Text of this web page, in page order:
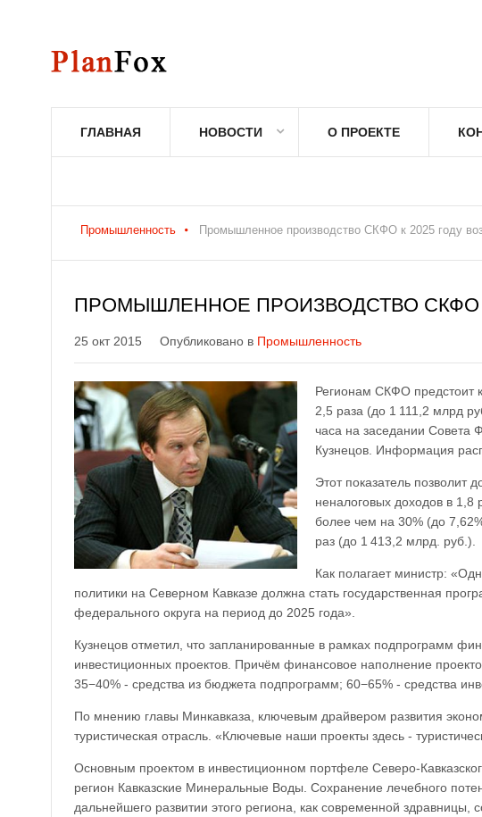
ГЛАВНАЯ НОВОСТИ О ПРОЕКТЕ
Промышленность Промышленное производство СКФО к 2025 году
ПРОМЫШЛЕННОЕ ПРОИЗВОДСТВО СКФО
25 окт 2015 Опубликовано в Промышленность
Регионам СКФО предстоит
2,5 раза (до 1 111,2 млрд
часа на заседании Совета
Кузнецов. Информация
Этот показатель позволит
неналоговых доходов в
более чем на 30% (до
раз (до 1 413,2 млрд. руб.).
Как полагает министр:
политики на Северном Кавказе должна стать государственная
федерального округа на период до 2025 года».
Кузнецов отметил, что запланированные в рамках подпрограмм
инвестиционных проектов. Причём финансовое наполнение
35−40% - средства из бюджета подпрограмм; 60−65% - средства
По мнению главы Минкавказа, ключевым драйвером развития
туристическая отрасль. «Ключевые наши проекты здесь -
Основным проектом в инвестиционном портфеле Северо-
регион Кавказские Минеральные Воды. Сохранение лечебного
дальнейшего развитии этого региона, как современной здравницы,